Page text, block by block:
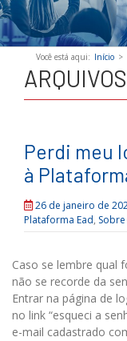
Você está aqui: Início >
Perdi meu
à
26 de janeiro de
Plataforma Ead,
Caso se lembre qual
não se recorde da
Entrar na página de
no link “esqueci a
e-mail cadastrado